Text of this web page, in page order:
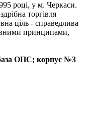
році, у м. Черкаси.
торгівля
ціль - справедлива
принципами,
ОПС; корпус №3